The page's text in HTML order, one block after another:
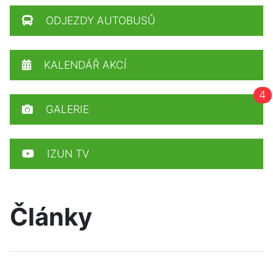
Články
ODJEZDY AUTOBUSŮ
KALENDÁŘ AKCÍ
GALERIE
4
IZUN TV